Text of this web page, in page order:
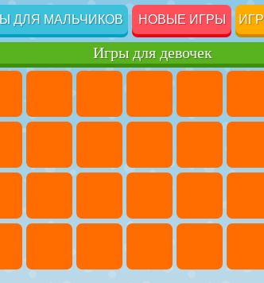
ДЛЯ МАЛЬЧИКОВ НОВЫЕ ИГРЫ
Игры для девочек